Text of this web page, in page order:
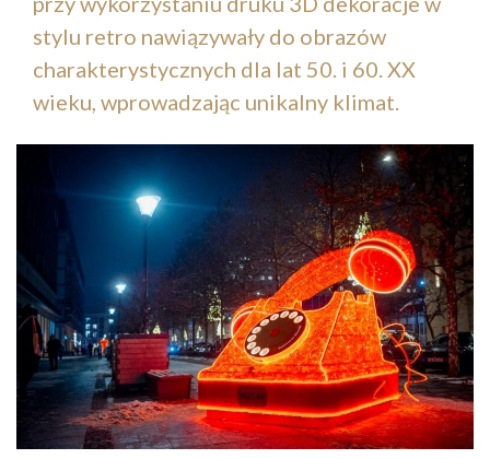
stylu retro nawiązywały do obrazów
charakterystycznych dla lat 50. i 60. XX
wieku, wprowadzając unikalny klimat.